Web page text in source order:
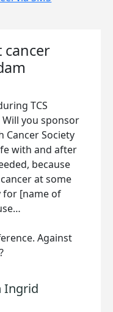
TCS
you sponsor
Cancer Society
with and after
because
at some
for [name of
Against
Ingrid